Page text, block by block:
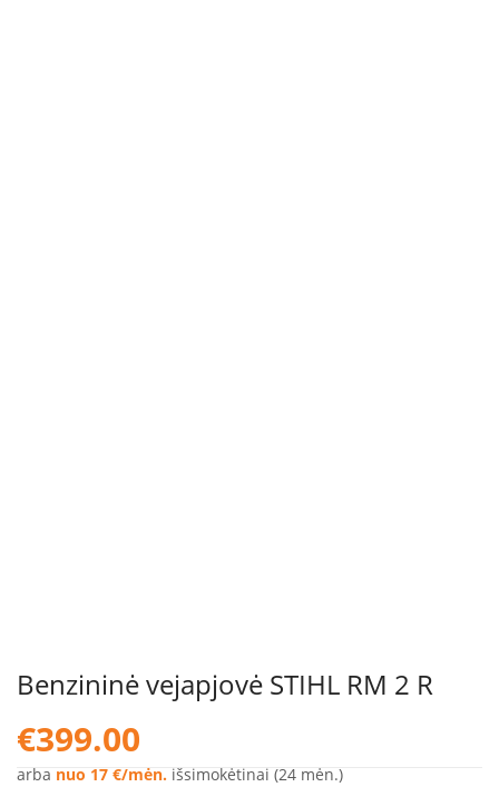
Benzininė vejapjovė STIHL RM 2 R
€399.00
arba nuo 17 €/mėn. išsimokėtinai (24 mėn.)